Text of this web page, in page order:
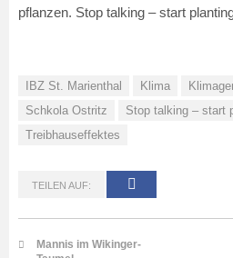
pflanzen. Stop talking – start
IBZ St. Marienthal Klima
Schkola Ostritz
Stop talking – start
Treibhauseffektes
TEILEN AUF:
Mannis im Wikinger-